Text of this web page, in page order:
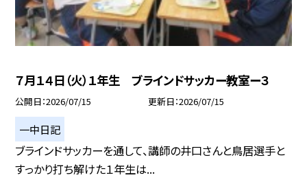
７月１４日（火）１年生 ブラインドサッカー教室ー３
公開日 2026/07/15 更新日 2026/07/15
一中日記
ブラインドサッカーを通して、講師の井口さんと鳥居選手と
すっかり打ち解けた１年生は...